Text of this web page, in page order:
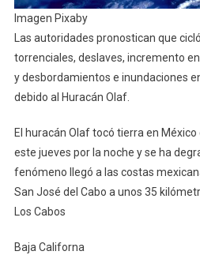
Imagen Pixaby
Las autoridades pronostican que
torrenciales, deslaves, incremento
y desbordamientos e inundaciones
debido al Huracán Olaf.
El huracán Olaf tocó tierra en
este jueves por la noche y se ha
fenómeno llegó a las costas
San José del Cabo a unos 35
Los Cabos
Baja Californa